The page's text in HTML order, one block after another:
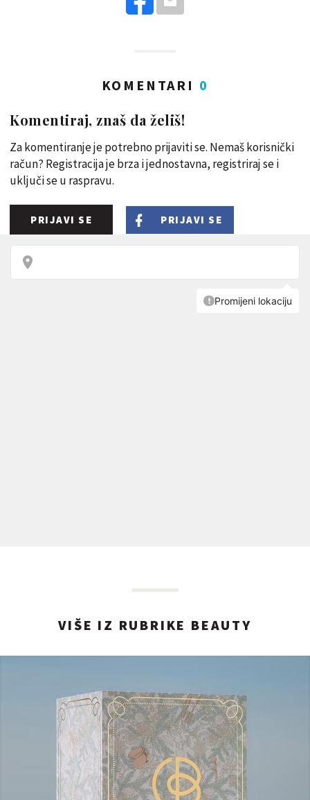
KOMENTARI 0
Komentiraj, znaš da želiš!
Za komentiranje je potrebno prijaviti se. Nemaš korisnički
račun? Registracija je brza i jednostavna, registriraj se i
uključi se u raspravu.
PRIJAVI SE PRIJAVI SE
VIŠE IZ RUBRIKE BEAUTY